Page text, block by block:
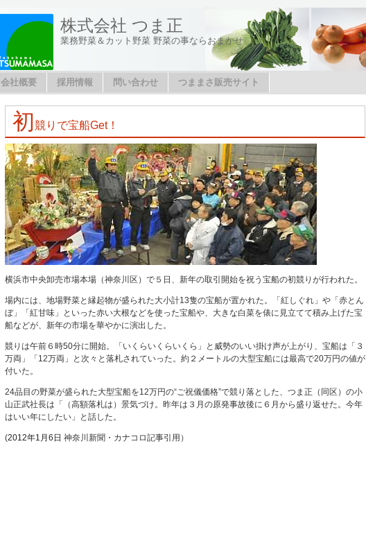
株式会社 つま正
業務野菜＆カット野菜 野菜の事ならおまかせ
会社概要 採用情報 問い合わせ つままさ販売サイト
初競りで宝船Get！
横浜市中央卸売市場本場（神奈川区）で５日、新年の取引開始を祝う宝船の初競りが行われた。
場内には、地場野菜と縁起物が盛られた大小計13隻の宝船が置かれた。「紅しぐれ」や「赤とん
ぼ」「紅甘味」といった赤い大根などを使った宝船や、大きな白菜を俵に見立てて積み上げた宝
船などが、新年の市場を華やかに演出した。
競りは午前６時50分に開始。「いくらいくらいくら」と威勢のいい掛け声が上がり、宝船は「３
万両」「12万両」と次々と落札されていった。約２メートルの大型宝船には最高で20万円の値が
付いた。
24品目の野菜が盛られた大型宝船を12万円の“ご祝儀価格”で競り落とした、つま正（同区）の小
山正武社長は「（高額落札は）景気づけ。昨年は３月の原発事故後に６月から盛り返せた。今年
はいい年にしたい」と話した。
(2012年1月6日 神奈川新聞・カナコロ記事引用）